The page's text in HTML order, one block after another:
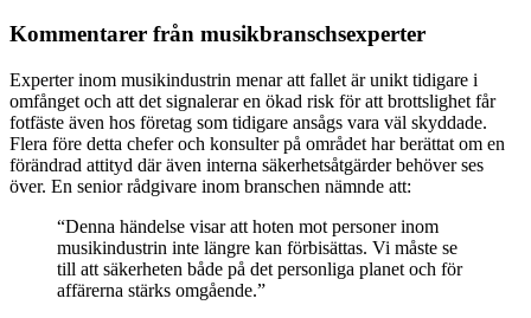
Kommentarer från musikbranschsexperter
Experter inom musikindustrin menar att fallet är unikt tidigare i
omfånget och att det signalerar en ökad risk för att brottslighet får
fotfäste även hos företag som tidigare ansågs vara väl skyddade.
Flera före detta chefer och konsulter på området har berättat om en
förändrad attityd där även interna säkerhetsåtgärder behöver ses
över. En senior rådgivare inom branschen nämnde att:
“Denna händelse visar att hoten mot personer inom
musikindustrin inte längre kan förbisättas. Vi måste se
till att säkerheten både på det personliga planet och för
affärerna stärks omgående.”